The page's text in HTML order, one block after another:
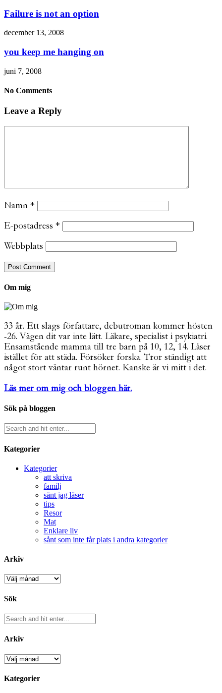
Failure is not an option
december 13, 2008
you keep me hanging on
juni 7, 2008
No Comments
Leave a Reply
Namn *
E-postadress *
Webbplats
Om mig
33 år. Ett slags författare, debutroman kommer hösten
-26. Vägen dit var inte lätt. Läkare, specialist i psykiatri.
Ensamstående mamma till tre barn på 10, 12, 14. Läser
istället för att städa. Försöker forska. Tror ständigt att
något stort väntar runt hörnet. Kanske är vi mitt i det.
Läs mer om mig och bloggen här.
Sök på bloggen
Kategorier
Kategorier
att skriva
familj
sånt jag läser
tips
Resor
Mat
Enklare liv
sånt som inte får plats i andra kategorier
Arkiv
Arkiv
Sök
Arkiv
Arkiv
Kategorier